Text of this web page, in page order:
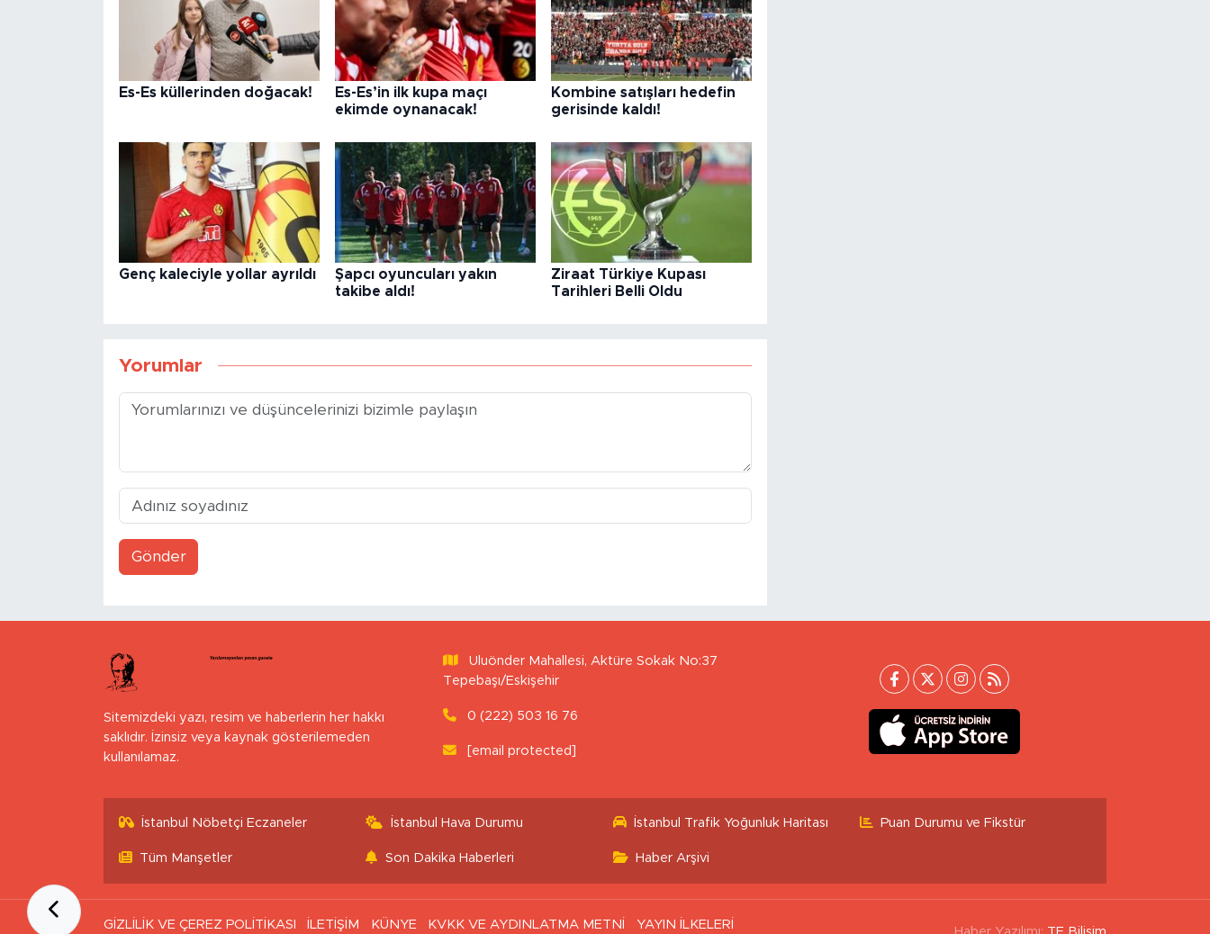
Es-Es küllerinden doğacak!
Es-Es’in ilk kupa maçı
ekimde oynanacak!
Kombine satışları hedefin
gerisinde kaldı!
Genç kaleciyle yollar ayrıldı
Şapcı oyuncuları yakın
takibe aldı!
Ziraat Türkiye Kupası
Tarihleri Belli Oldu
Yorumlar
Gönder
Sitemizdeki yazı, resim ve haberlerin her hakkı
saklıdır. İzinsiz veya kaynak gösterilemeden
kullanılamaz.
Uluönder Mahallesi, Aktüre Sokak No:37
Tepebaşı/Eskişehir
0 (222) 503 16 76
[email protected]
İstanbul Nöbetçi Eczaneler İstanbul Hava Durumu İstanbul Trafik Yoğunluk Haritası Puan Durumu ve Fikstür
Tüm Manşetler Son Dakika Haberleri Haber Arşivi
GİZLİLİK VE ÇEREZ POLİTİKASI İLETİŞİM KÜNYE KVKK VE AYDINLATMA METNİ YAYIN İLKELERİ